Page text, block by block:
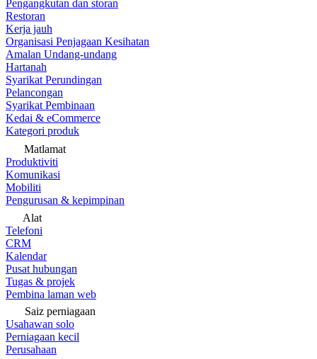
Pengangkutan dan storan
Restoran
Kerja jauh
Organisasi Penjagaan Kesihatan
Amalan Undang-undang
Hartanah
Syarikat Perundingan
Pelancongan
Syarikat Pembinaan
Kedai & eCommerce
Kategori produk
Matlamat
Produktiviti
Komunikasi
Mobiliti
Pengurusan & kepimpinan
Alat
Telefoni
CRM
Kalendar
Pusat hubungan
Tugas & projek
Pembina laman web
Saiz perniagaan
Usahawan solo
Perniagaan kecil
Perusahaan